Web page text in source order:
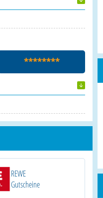
********
REWE
Gutscheine